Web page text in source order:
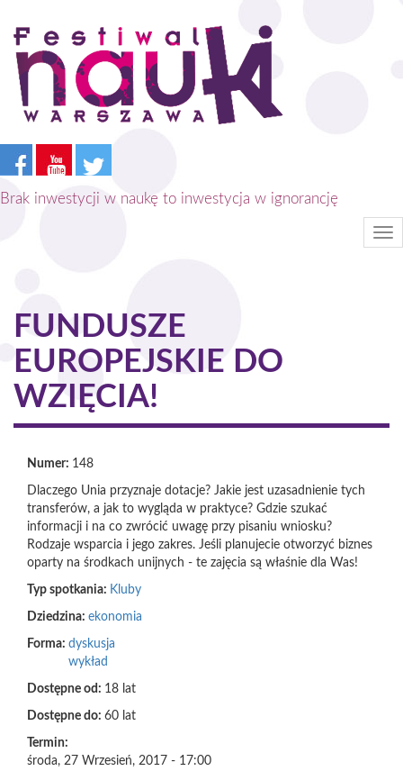
Przejdź
treści
Brak inwestycji w naukę to inwestycja w ignorancję
FUNDUSZE
EUROPEJSKIE DO
WZIĘCIA!
Numer: 148
Dlaczego Unia przyznaje dotacje? Jakie jest uzasadnienie tych
transferów, a jak to wygląda w praktyce? Gdzie szukać
informacji i na co zwrócić uwagę przy pisaniu wniosku?
Rodzaje wsparcia i jego zakres. Jeśli planujecie otworzyć biznes
oparty na środkach unijnych - te zajęcia są właśnie dla Was!
Typ spotkania: Kluby
Dziedzina: ekonomia
Forma: dyskusja
wykład
Dostępne od: 18 lat
Dostępne do: 60 lat
Termin:
środa, 27 Wrzesień, 2017 - 17:00